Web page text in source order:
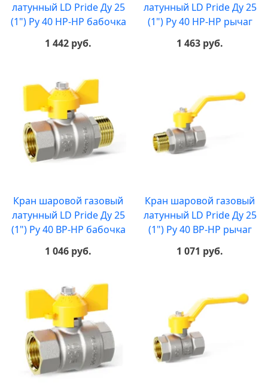
латунный LD Pride Ду 25
(1") Ру 40 НР-НР бабочка
1 442 руб.
латунный LD Pride Ду 25
(1") Ру 40 НР-НР рычаг
1 463 руб.
Кран шаровой газовый
латунный LD Pride Ду 25
(1") Ру 40 ВР-НР бабочка
1 046 руб.
Кран шаровой газовый
латунный LD Pride Ду 25
(1") Ру 40 ВР-НР рычаг
1 071 руб.